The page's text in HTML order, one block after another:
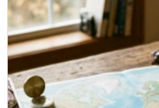
Fransa
İspanya
Malta
İrlanda